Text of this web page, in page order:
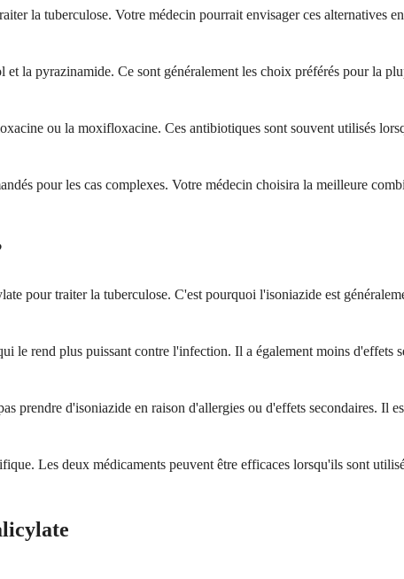
la tuberculose. Votre médecin pourrait envisager ces alternatives
la pyrazinamide. Ce sont généralement les choix préférés pour la
ou la moxifloxacine. Ces antibiotiques sont souvent utilisés
pour les cas complexes. Votre médecin choisira la meilleure
pour traiter la tuberculose. C'est pourquoi l'isoniazide est
le rend plus puissant contre l'infection. Il a également moins d'effets
d'isoniazide en raison d'allergies ou d'effets secondaires. Il
Les deux médicaments peuvent être efficaces lorsqu'ils sont